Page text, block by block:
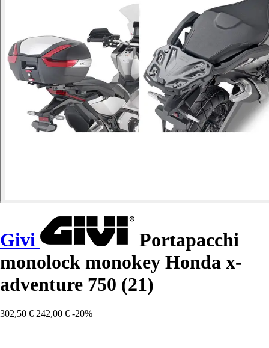
Givi
Portapacchi
monolock monokey Honda x-
adventure 750 (21)
302,50 € 242,00 € -20%